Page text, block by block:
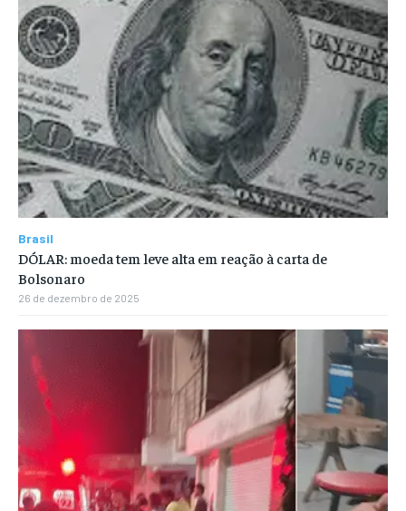
Brasil
DÓLAR: moeda tem leve alta em reação à carta de
Bolsonaro
26 de dezembro de 2025